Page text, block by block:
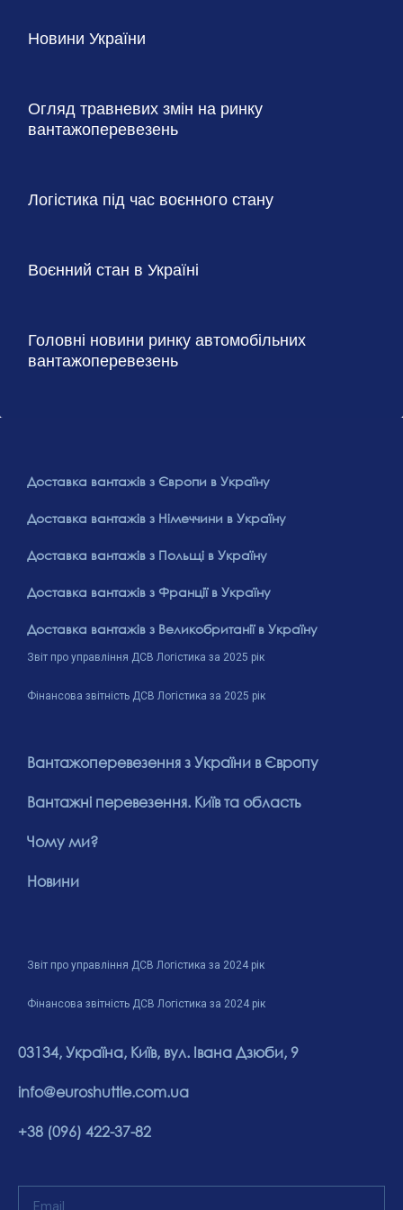
Новини України
Огляд травневих змін на ринку
вантажоперевезень
Логістика під час воєнного стану
Воєнний стан в Україні
Головні новини ринку автомобільних
вантажоперевезень
Доставка вантажів з Європи в Україну
Доставка вантажів з Німеччини в Україну
Доставка вантажів з Польщі в Україну
Доставка вантажів з Франції в Україну
Доставка вантажів з Великобританії в Україну
Звіт про управління ДСВ Логістика за 2025 рік
Фінансова звітність ДСВ Логістика за 2025 рік
Вантажоперевезення з України в Європу
Вантажні перевезення. Київ та область
Чому ми?
Новини
Звіт про управління ДСВ Логістика за 2024 рік
Фінансова звітність ДСВ Логістика за 2024 рік
03134, Україна, Київ, вул. Івана Дзюби, 9
info@euroshuttle.com.ua
+38 (096) 422-37-82